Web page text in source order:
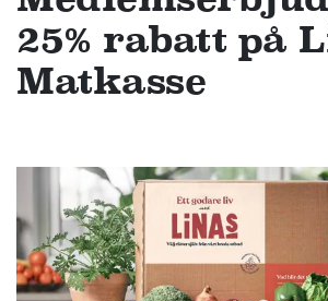
25% rabatt på
Matkasse